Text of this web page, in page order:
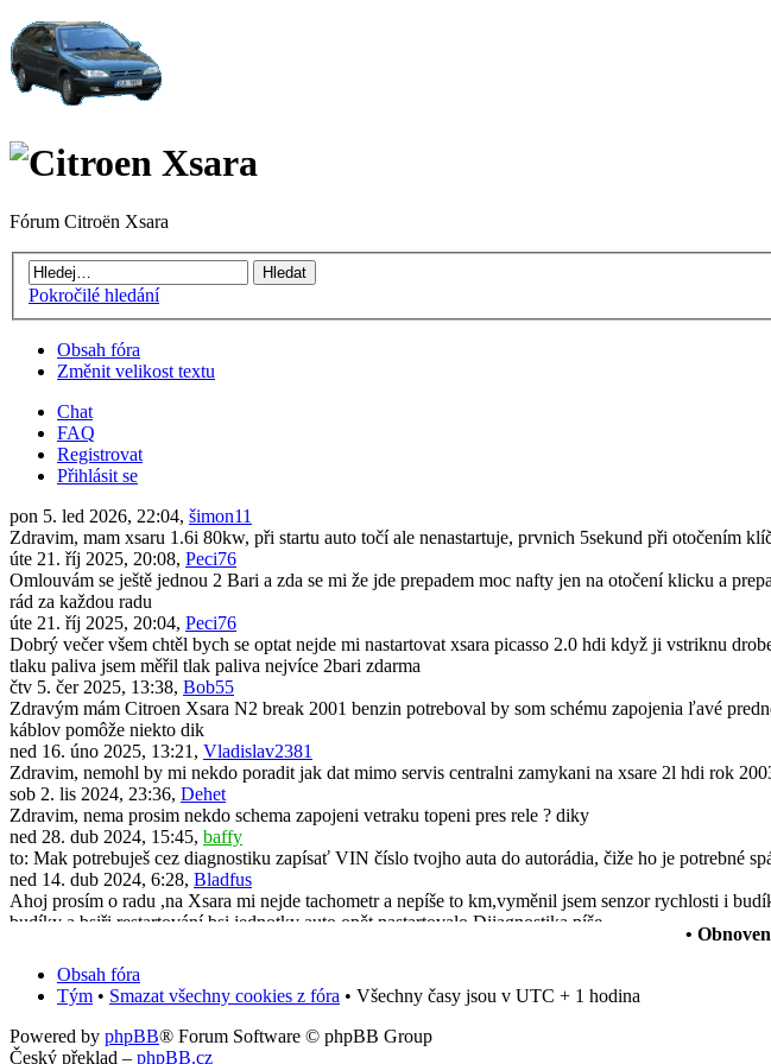
Fórum Citroën Xsara
Pokročilé hledání
Obsah fóra
Změnit velikost textu
Chat
FAQ
Registrovat
Přihlásit se
pon 5. led 2026, 22:04, šimon11
Zdravim, mam xsaru 1.6i 80kw, při startu auto točí ale nenastartuje, prvnich 5sekund při otočením
úte 21. říj 2025, 20:08, Peci76
Omlouvám se ještě jednou 2 Bari a zda se mi že jde prepadem moc nafty jen na otočení klicku a
rád za každou radu
úte 21. říj 2025, 20:04, Peci76
Dobrý večer všem chtěl bych se optat nejde mi nastartovat xsara picasso 2.0 hdi když ji vstriknu
tlaku paliva jsem měřil tlak paliva nejvíce 2bari zdarma
čtv 5. čer 2025, 13:38, Bob55
Zdravým mám Citroen Xsara N2 break 2001 benzin potreboval by som schému zapojenia ľavé
káblov pomôže niekto dik
ned 16. úno 2025, 13:21, Vladislav2381
Zdravim, nemohl by mi nekdo poradit jak dat mimo servis centralni zamykani na xsare 2l hdi rok
sob 2. lis 2024, 23:36, Dehet
Zdravim, nema prosim nekdo schema zapojeni vetraku topeni pres rele ? diky
ned 28. dub 2024, 15:45, baffy
to: Mak potrebuješ cez diagnostiku zapísať VIN číslo tvojho auta do autorádia, čiže ho je potrebné
ned 14. dub 2024, 6:28, Bladfus
Ahoj prosím o radu ,na Xsara mi nejde tachometr a nepíše to km,vyměnil jsem senzor rychlosti i
budíky a bsiři restartování bsi jednotky auto opět nastartovalo.Dijagnostika píše
Dobrý den. Po demontáži a zpětné montáži originálního radia všechno funguje normálně ale rádio
předem za jakoukoliv radu.
úte 31. říj 2023, 13:39,Vafle_2001cz
Zdravím, neřešil někdo vylepšení Xsary? Konkrétně výměna zadních manuálních oken za elektrická
čtv 20. črc 2023, 13:34, scorpick
•
Obsah fóra
Tým • Smazat všechny cookies z fóra • Všechny časy jsou v UTC + 1 hodina
Powered by phpBB® Forum Software © phpBB Group
Český překlad – phpBB.cz